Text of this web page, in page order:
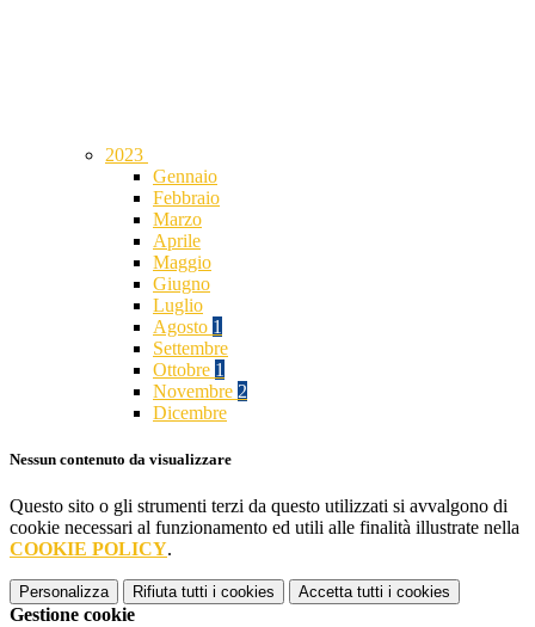
2023
Gennaio
Febbraio
Marzo
Aprile
Maggio
Giugno
Luglio
Agosto 1
Settembre
Ottobre 1
Novembre 2
Dicembre
Nessun contenuto da visualizzare
Questo sito o gli strumenti terzi da questo utilizzati si avvalgono di
cookie necessari al funzionamento ed utili alle finalità illustrate nella
COOKIE POLICY.
Personalizza Rifiuta tutti i cookies Accetta tutti i cookies
Gestione cookie